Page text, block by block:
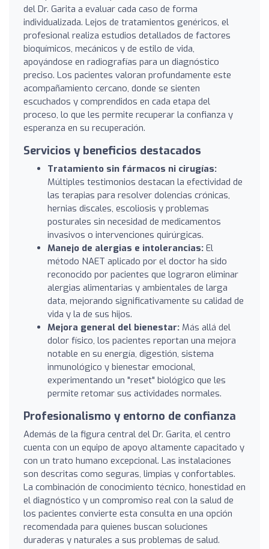
del Dr. Garita a evaluar cada caso de forma
individualizada. Lejos de tratamientos genéricos, el
profesional realiza estudios detallados de factores
bioquímicos, mecánicos y de estilo de vida,
apoyándose en radiografías para un diagnóstico
preciso. Los pacientes valoran profundamente este
acompañamiento cercano, donde se sienten
escuchados y comprendidos en cada etapa del
proceso, lo que les permite recuperar la confianza y
esperanza en su recuperación.
Servicios y beneficios destacados
Tratamiento sin fármacos ni cirugías:
Múltiples testimonios destacan la efectividad de
las terapias para resolver dolencias crónicas,
hernias discales, escoliosis y problemas
posturales sin necesidad de medicamentos
invasivos o intervenciones quirúrgicas.
Manejo de alergias e intolerancias: El
método NAET aplicado por el doctor ha sido
reconocido por pacientes que lograron eliminar
alergias alimentarias y ambientales de larga
data, mejorando significativamente su calidad de
vida y la de sus hijos.
Mejora general del bienestar: Más allá del
dolor físico, los pacientes reportan una mejora
notable en su energía, digestión, sistema
inmunológico y bienestar emocional,
experimentando un "reset" biológico que les
permite retomar sus actividades normales.
Profesionalismo y entorno de confianza
Además de la figura central del Dr. Garita, el centro
cuenta con un equipo de apoyo altamente capacitado y
con un trato humano excepcional. Las instalaciones
son descritas como seguras, limpias y confortables.
La combinación de conocimiento técnico, honestidad en
el diagnóstico y un compromiso real con la salud de
los pacientes convierte esta consulta en una opción
recomendada para quienes buscan soluciones
duraderas y naturales a sus problemas de salud.